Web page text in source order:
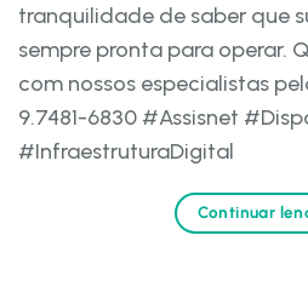
tranquilidade de saber que
sempre pronta para operar.
com nossos especialistas
9.7481-6830 #Assisnet
#InfraestruturaDigital
Continuar